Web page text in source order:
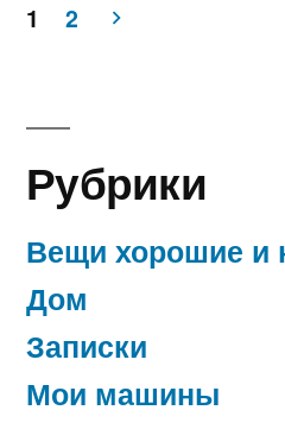
MMTD-
записей
1 2
Рубрики
Вещи хорошие и
Дом
Записки
Мои машины